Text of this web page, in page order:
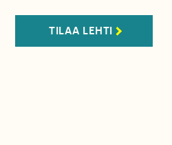
TILAA LEHTI